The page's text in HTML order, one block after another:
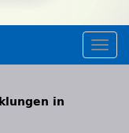
in